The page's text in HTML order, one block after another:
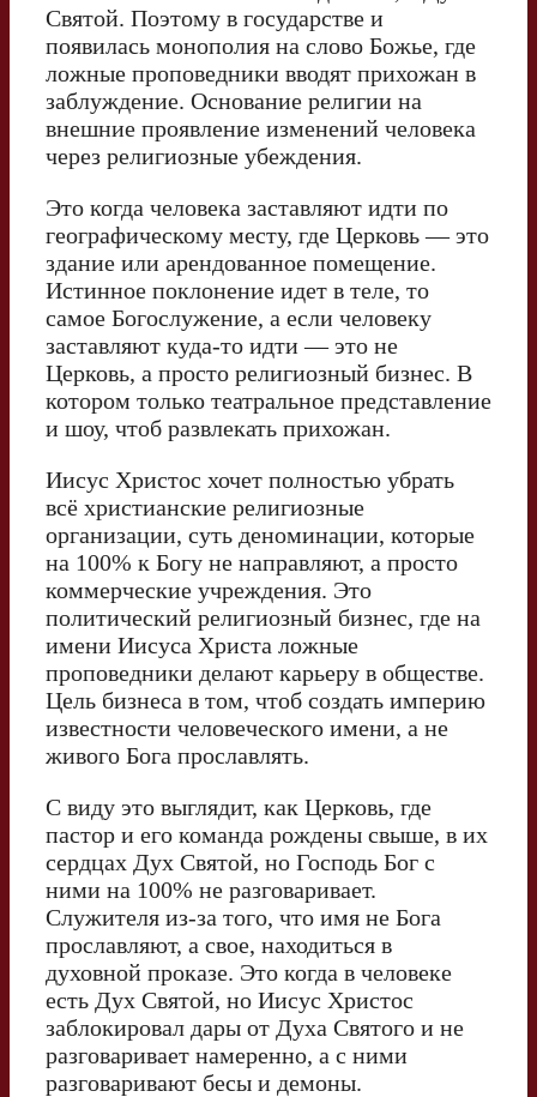
Святой. Поэтому в государстве и
появилась монополия на слово Божье, где
ложные проповедники вводят прихожан в
заблуждение. Основание религии на
внешние проявление изменений человека
через религиозные убеждения.
Это когда человека заставляют идти по
географическому месту, где Церковь — это
здание или арендованное помещение.
Истинное поклонение идет в теле, то
самое Богослужение, а если человеку
заставляют куда-то идти — это не
Церковь, а просто религиозный бизнес. В
котором только театральное представление
и шоу, чтоб развлекать прихожан.
Иисус Христос хочет полностью убрать
всё христианские религиозные
организации, суть деноминации, которые
на 100% к Богу не направляют, а просто
коммерческие учреждения. Это
политический религиозный бизнес, где на
имени Иисуса Христа ложные
проповедники делают карьеру в обществе.
Цель бизнеса в том, чтоб создать империю
известности человеческого имени, а не
живого Бога прославлять.
С виду это выглядит, как Церковь, где
пастор и его команда рождены свыше, в их
сердцах Дух Святой, но Господь Бог с
ними на 100% не разговаривает.
Служителя из-за того, что имя не Бога
прославляют, а свое, находиться в
духовной проказе. Это когда в человеке
есть Дух Святой, но Иисус Христос
заблокировал дары от Духа Святого и не
разговаривает намеренно, а с ними
разговаривают бесы и демоны.